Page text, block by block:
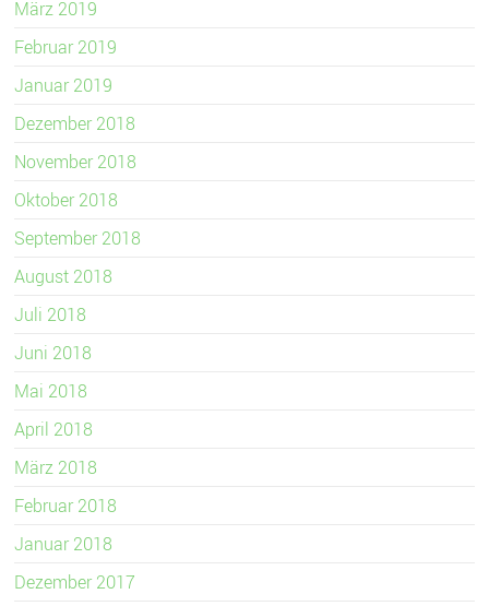
März 2019
Februar 2019
Januar 2019
Dezember 2018
November 2018
Oktober 2018
September 2018
August 2018
Juli 2018
Juni 2018
Mai 2018
April 2018
März 2018
Februar 2018
Januar 2018
Dezember 2017